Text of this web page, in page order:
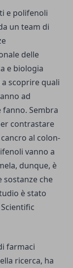
e polifenoli
un team di
delle
e biologia
scoprire quali
ad
fanno. Sembra
contrastare
al colon-
vanno a
dunque, è
sostanze che
è stato
farmaci
ricerca, ha